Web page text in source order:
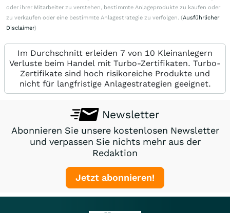
oder ihrer Mitarbeiter zu verstehen, bestimmte Anlageprodukte zu kaufen oder
zu verkaufen oder eine bestimmte Anlagestrategie zu verfolgen. (Ausführlicher
Disclaimer)
Im Durchschnitt erleiden 7 von 10 Kleinanlegern
Verluste beim Handel mit Turbo-Zertifikaten. Turbo-
Zertifikate sind hoch risikoreiche Produkte und
nicht für langfristige Anlagestrategien geeignet.
Newsletter
Abonnieren Sie unsere kostenlosen Newsletter
und verpassen Sie nichts mehr aus der
Redaktion
Jetzt abonnieren!